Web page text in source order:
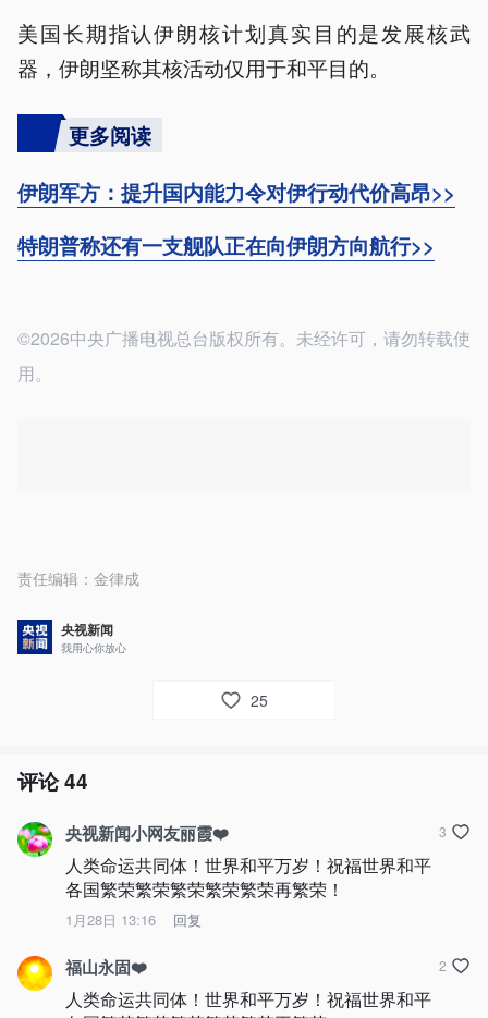
美国长期指认伊朗核计划真实目的是发展核武
器，伊朗坚称其核活动仅用于和平目的。
更多阅读
伊朗军方：提升国内能力令对伊行动代价高昂>>
特朗普称还有一支舰队正在向伊朗方向航行>>
©2026中央广播电视总台版权所有。未经许可，请勿转载使
用。
责任编辑： 金律成
央视新闻
我用心你放心
25
评论44
央视新闻小网友丽霞❤️
人类命运共同体！世界和平万岁！祝福世界和平
各国繁荣繁荣繁荣繁荣繁荣再繁荣！
1月28日 13:16 回复
3
福山永固❤️
人类命运共同体！世界和平万岁！祝福世界和平
2